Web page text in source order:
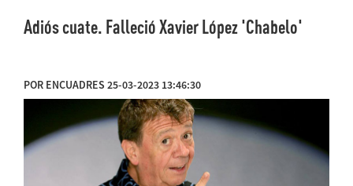
Adiós cuate. Falleció Xavier López 'Chabelo'
POR ENCUADRES 25-03-2023 13:46:30